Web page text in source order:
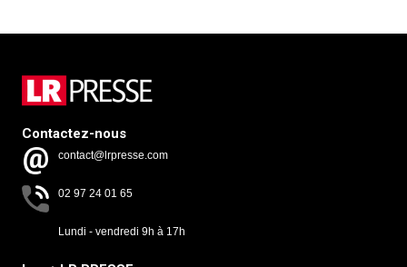
Contactez-nous
contact@lrpresse.com
02 97 24 01 65
Lundi - vendredi 9h à 17h